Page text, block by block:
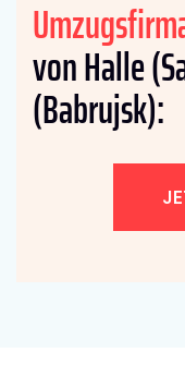
von Halle
(Babrujsk):